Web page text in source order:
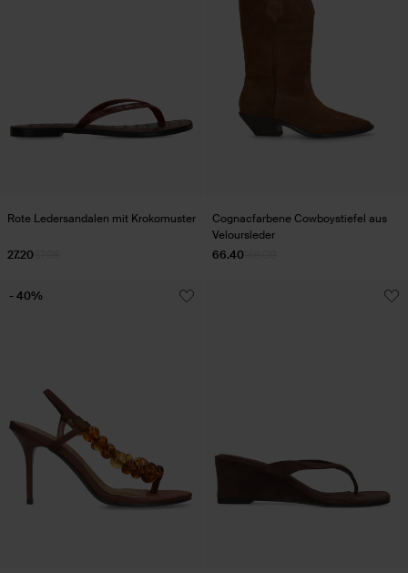
Rote Ledersandalen mit Krokomuster
27.20
Cognacfarbene Cowboystiefel aus
Veloursleder
66.40
- 40%